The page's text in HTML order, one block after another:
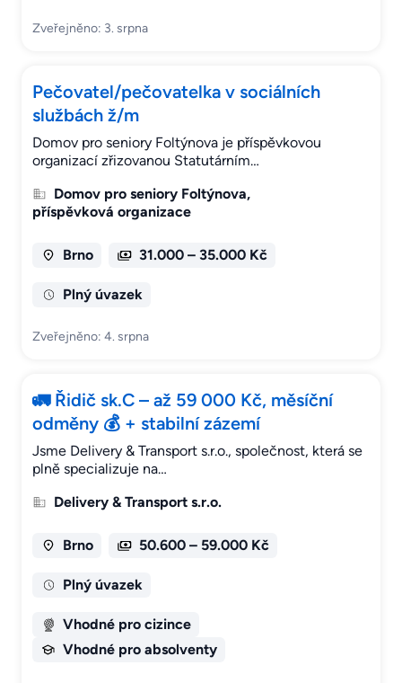
Zveřejněno: 3. srpna
Pečovatel/pečovatelka v sociálních
službách ž/m
Domov pro seniory Foltýnova je příspěvkovou
organizací zřizovanou Statutárním…
Domov pro seniory Foltýnova,
příspěvková organizace
Brno 31.000 – 35.000 Kč
Plný úvazek
Zveřejněno: 4. srpna
🚛 Řidič sk.C – až 59 000 Kč, měsíční
odměny 💰 + stabilní zázemí
Jsme Delivery & Transport s.r.o., společnost, která se
plně specializuje na…
Delivery & Transport s.r.o.
Brno 50.600 – 59.000 Kč
Plný úvazek
Vhodné pro cizince
Vhodné pro absolventy